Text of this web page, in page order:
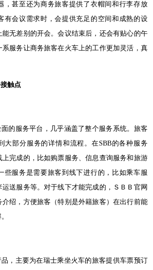
，甚至还为商务旅客提供了衣帽间和行李存放
有会议需求时，会提供充足的空间和成熟的设
无差别的开会。会议结束后，还会有贴心的午
服务让商务旅客在火车上的工作更加灵活，真
接触点
面的服务平台，几乎涵盖了整个服务系统。旅客
大部分服务的详情和流程。在SBB的各种服务
完成的，比如购票服务、信息查询服务和旅游
些服务是需要旅客到线下进行的，比如乘车服
送服务等。对于线下才能完成的，ＳＢＢ官网
介绍，方便旅客（特别是外籍旅客）在出行前能
品，主要为在瑞士乘坐火车的旅客提供车票预订